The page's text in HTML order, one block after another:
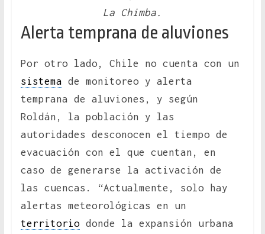
La Chimba.
Alerta temprana de aluviones
Por otro lado, Chile no cuenta con un
sistema de monitoreo y alerta
temprana de aluviones, y según
Roldán, la población y las
autoridades desconocen el tiempo de
evacuación con el que cuentan, en
caso de generarse la activación de
las cuencas. “Actualmente, solo hay
alertas meteorológicas en un
territoriodonde la expansión urbana